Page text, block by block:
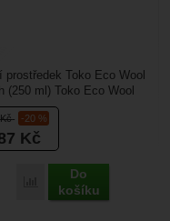
Kč -20 %
Kč
Porovnat
Do
košíku
prostředek Toko Eco Wool
(250 ml) Toko Eco Wool
je ekologický tekutý prací